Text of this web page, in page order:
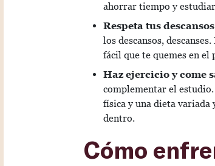
ahorrar tiempo y
Respeta tus
los descansos,
fácil que te quemes en el
Haz ejercicio y come
complementar el
física y una dieta
dentro.
Cómo